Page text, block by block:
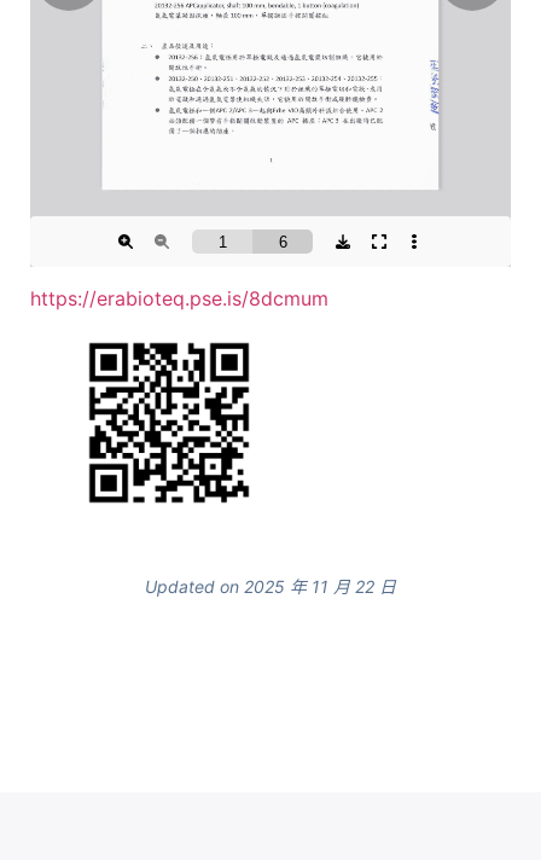
https://erabioteq.pse.is/8dcmum
Updated on 2025 年 11 月 22 日